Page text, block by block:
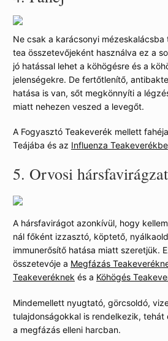
Ne csak a karácsonyi mézeskalácsba
tea összetevőjeként használva ez a
jó hatással lehet a köhögésre és a
jelenségekre. De fertőtlenítő,
hatása is van, sőt megkönnyíti a
miatt nehezen veszed a levegőt.
A Fogyasztó Teakeverék mellett
Teájába és az Influenza Teakeverékbe
5. Orvosi hársfavirágzat
A hársfavirágot azonkívül, hogy
nál főként izzasztó, köptető,
immunerősítő hatása miatt szeretjük.
összetevóje a Megfázás
Teakeveréknek és a Köhögés
Mindemellett nyugtató, görcsoldó,
tulajdonságokkal is rendelkezik,
a megfázás elleni harcban.